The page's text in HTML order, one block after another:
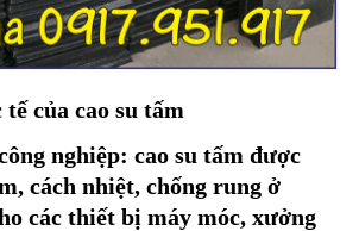
của cao su tấm
nghiệp: cao su tấm được
cách nhiệt, chống rung ở
các thiết bị máy móc, xưởng